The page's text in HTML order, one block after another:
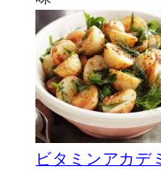
ビタミンアカデ